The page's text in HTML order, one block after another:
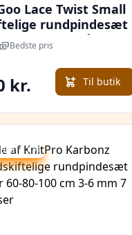
Lace Twist Small
rundpindesæt
Kirurgisk Stål 60-
cm 2,75-5 mm 7
Bedste pris
kr. Til butik
11 %